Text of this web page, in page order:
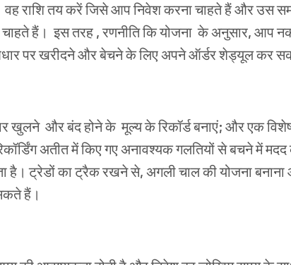
वहराशितयकरेंजिसेआपनिवेशकरनाचाहतेहैंऔरउस
चाहतेहैं। इस तरह ,रणनीति कि योजना केअनुसार, आप
परखरीदनेऔरबेचनेकेलिएअपनेऑर्डरशेड्यूलकर
खुलने औरबंद होने के मूल्यकेरिकॉर्डबनाएं; औरएक
अतीतमेंकिएगएअनावश्यकगलतियोंसेबचनेमेंमदद
है। ट्रेडोंकाट्रैकरखनेसे, अगलीचालकीयोजनाबनाना
हैं।